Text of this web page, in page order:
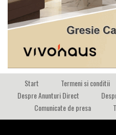
Start Termeni si conditii
Despre Anunturi Direct
Comunicate de presa